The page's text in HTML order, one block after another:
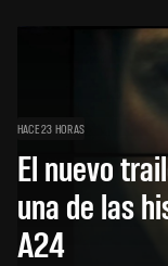
HACE 23 HORAS
El nuevo
una de las
A24